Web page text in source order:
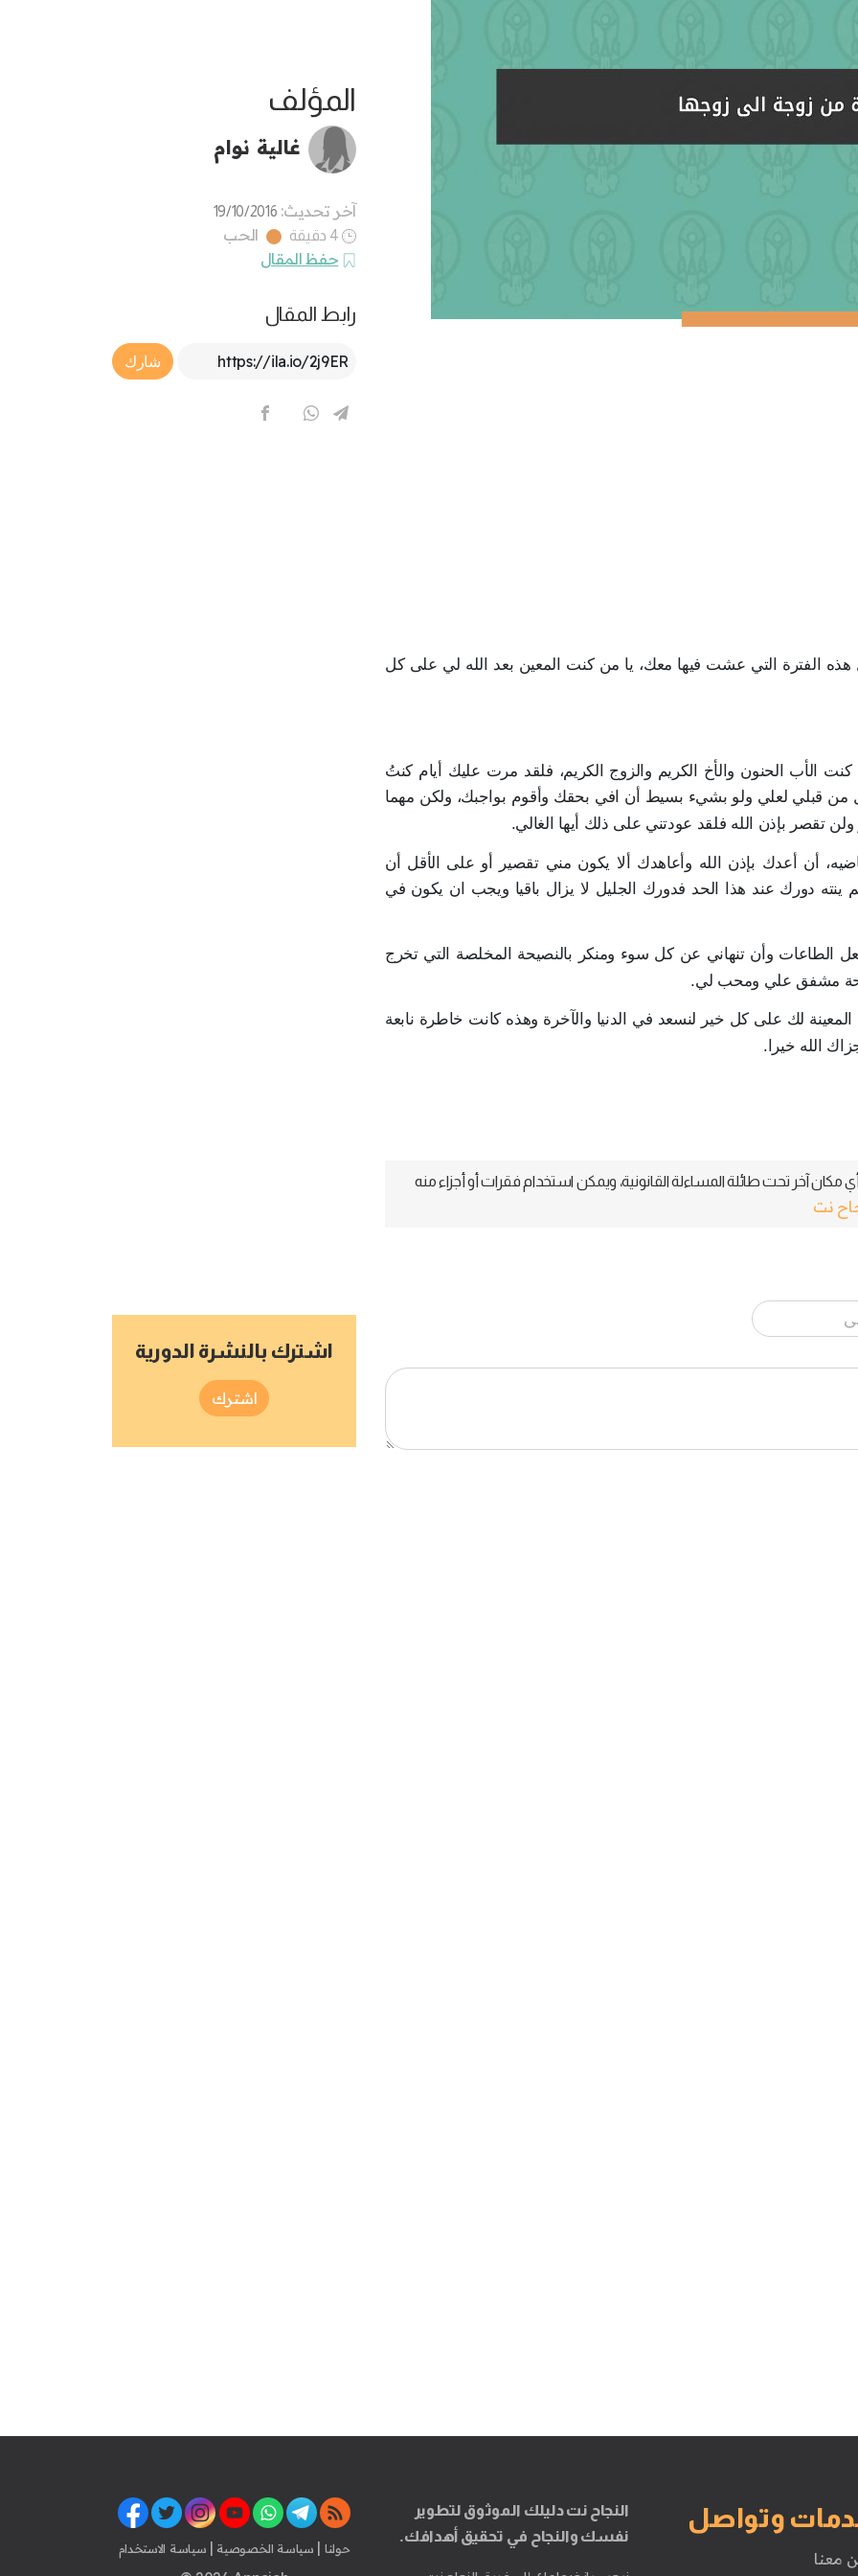
الفترة التي عشت فيها معك، يا من كنت المعين بعد الله لي على كل
المؤلف
غالية نوام
آخر تحديث: 19/10/2016
4 دقيقة
الحب
حفظ المقال
رابط المقال
Article Link
شارك
الأب الحنون والأخ الكريم والزوج الكريم، فلقد مرت عليك أيام كنتُ
من قبلي لعلي ولو بشيء بسيط أن افي بحقك وأقوم بواجبك، ولكن مهما
تقصر بإذن الله فلقد عودتني على ذلك أيها الغالي.
أن أعدك بإذن الله وأعاهدك ألا يكون مني تقصير أو على الأقل أن
دورك عند هذا الحد فدورك الجليل لا يزال باقيا ويجب ان يكون في
الطاعات وأن تنهاني عن كل سوء ومنكر بالنصيحة المخلصة التي تخرج
مشفق علي ومحب لي.
لك على كل خير لنسعد في الدنيا والآخرة وهذه كانت خاطرة نابعة
الله خيرا.
آخر تحت طائلة المساءلة القانونية، ويمكن استخدام فقرات أو أجزاء منه
نت
اشترك بالنشرة الدورية
اشترك
وتواصل
معنا
النجاح نت دليلك الموثوق لتطوير
نفسك والنجاح في تحقيق أهدافك.
حولنا | سياسة الخصوصية | سياسة الاستخدام